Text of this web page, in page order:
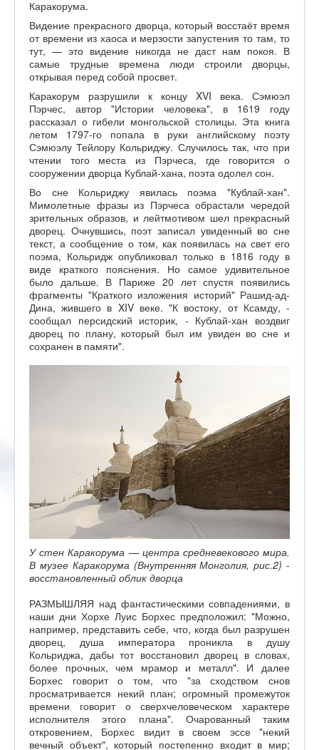
Каракорума.
Видение прекрасного дворца, который восстаёт время
от времени из хаоса и мерзости запустения то там, то
тут, — это видение никогда не даст нам покоя. В
самые трудные времена люди строили дворцы,
открывая перед собой просвет.
Каракорум разрушили к концу XVI века. Сэмюэл
Пэрчес, автор "Истории человека", в 1619 году
рассказал о гибели монгольской столицы. Эта книга
летом 1797-го попала в руки английскому поэту
Сэмюэлу Тейлору Кольриджу. Случилось так, что при
чтении того места из Пэрчеса, где говорится о
сооружении дворца Кублай-хана, поэта одолел сон.
Во сне Кольриджу явилась поэма "Кублай-хан".
Мимолетные фразы из Пэрчеса обрастали чередой
зрительных образов, и лейтмотивом шел прекрасный
дворец. Очнувшись, поэт записал увиденный во сне
текст, а сообщение о том, как появилась на свет его
поэма, Кольридж опубликовал только в 1816 году в
виде краткого пояснения. Но самое удивительное
было дальше. В Париже 20 лет спустя появились
фрагменты "Краткого изложения историй" Рашид-ад-
Дина, жившего в XIV веке. "К востоку, от Ксамду, -
сообщал персидский историк, - Кублай-хан воздвиг
дворец по плану, который был им увиден во сне и
сохранен в памяти".
У стен Каракорума — центра средневекового мира.
В музее Каракорума (Внутренняя Монголия, рис.2) -
восстановленный облик дворца
РАЗМЫШЛЯЯ над фантастическими совпадениями, в
наши дни Хорхе Луис Борхес предположил: "Можно,
например, представить себе, что, когда был разрушен
дворец, душа императора проникла в душу
Кольриджа, дабы тот восстановил дворец в словах,
более прочных, чем мрамор и металл". И далее
Борхес говорит о том, что "за сходством снов
просматривается некий план; огромный промежуток
времени говорит о сверхчеловеческом характере
исполнителя этого плана". Очарованный таким
откровением, Борхес видит в своем эссе "некий
вечный объект", который постепенно входит в мир;